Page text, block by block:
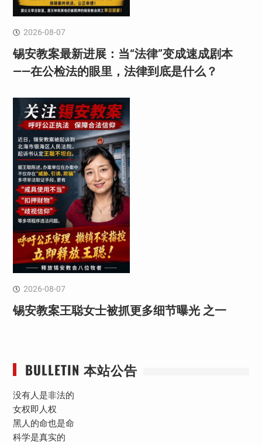
2026-08-07
锡安教案最新进展：当“法律”变成速成剧本
——在公检法的眼里，法律到底是什么？
2026-08-07
锡安教案王聪女士被抓更多细节曝光 之一
BULLETIN 本站公告
没有人是非法的
女权即人权
黑人的命也是命
科学是真实的